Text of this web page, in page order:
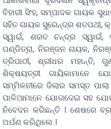
ବିହାରୀ ସିଂହ, ସମ୍ପାଦକ ଗାୟକ
ସହିତ ଗାୟକ ସୁରେନ୍ଦ୍ର ଶତପଥୀ,
ସ୍ୱାଇଁ, ଶରତ ଚନ୍ଦ୍ର
ପଣ୍ଡିତ୍ରା, ନିରଞ୍ଜନ ନାୟକ,
ତ୍ରିପାଠୀ, ଶ୍ରୀଧର ମହାନ୍ତି,
ଶିକ୍ଷୟତ୍ରୀ ଗାୟିକାମାନେ
ସମ୍ମିଳନୀରେ ଜିଲାର ସମସ୍ତ
ପାଳିଆମାନେ ଯୋଗଦେଇ ସହ
ନିବେଦନ କରିଛନ୍ତି । ଶେଷରେ
ଅର୍ପଣ କରିଥିଲେ ।